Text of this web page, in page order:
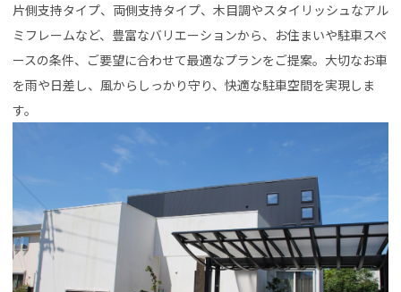
片側支持タイプ、両側支持タイプ、木目調やスタイリッシュなアル
ミフレームなど、豊富なバリエーションから、お住まいや駐車スペ
ースの条件、ご要望に合わせて最適なプランをご提案。大切なお車
を雨や日差し、風からしっかり守り、快適な駐車空間を実現しま
す。